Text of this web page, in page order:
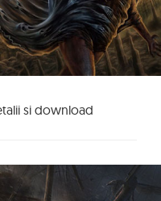
si download